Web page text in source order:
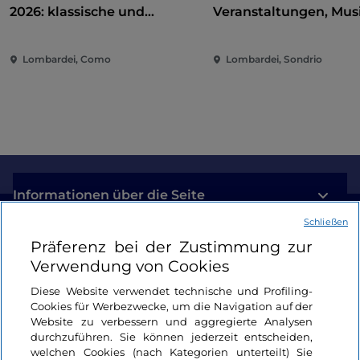
2026: klassische und
am Comer See
Lombardei, Como
Veranstaltungen,
Lombardei, Sondrio
Informationen über die Seite
Nützliche Links
Login
Bleiben wir in Kontakt
Präferenz bei der Zustimmung zur
Verwendung von Cookies
Diese Website verwendet technische und Profiling-
Cookies für Werbezwecke, um die Navigation auf der
Website zu verbessern und aggregierte Analysen
durchzuführen. Sie können jederzeit entscheiden,
welchen Cookies (nach Kategorien unterteilt) Sie
Schließen